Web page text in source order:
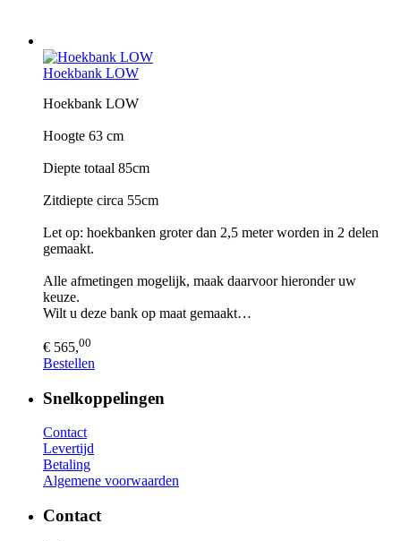
Hoekbank LOW
Hoekbank LOW
Hoogte 63 cm
Diepte totaal 85cm
Zitdiepte circa 55cm
Let op: hoekbanken groter dan 2,5 meter worden in 2 delen
gemaakt.
Alle afmetingen mogelijk, maak daarvoor hieronder uw
keuze.
Wilt u deze bank op maat gemaakt…
€ 565,00
Bestellen
Snelkoppelingen
Contact
Levertijd
Betaling
Algemene voorwaarden
Contact